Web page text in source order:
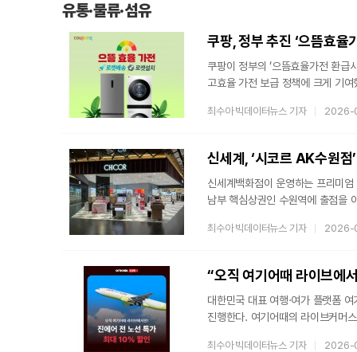
유통·물류·섬유
쿠팡, 정부 추진 ‘으뜸효
쿠팡이 정부의 ‘으뜸효율가전 환
고효율 가전 보급 정책에 크게 기
지난해 7월부터 12월까지 진행된
환급액의 약 20% 수준으로 추정
최수아 빅데이터뉴스 기자 2026-
신세계, ‘시코르 AK수원점
신세계백화점이 운영하는 프리미
남부 핵심상권인 수원역에 출점을
출점을 진행한 바 있다.27일 문을
뷰티 전문 스토어’를 콘셉트로 매
최수아 빅데이터뉴스 기자 2026-
“오직 여기어때 라이브에
대한민국 대표 여행·여가 플랫폼
진행한다. 여기어때의 라이브커머
최수아 빅데이터뉴스 기자 2026-